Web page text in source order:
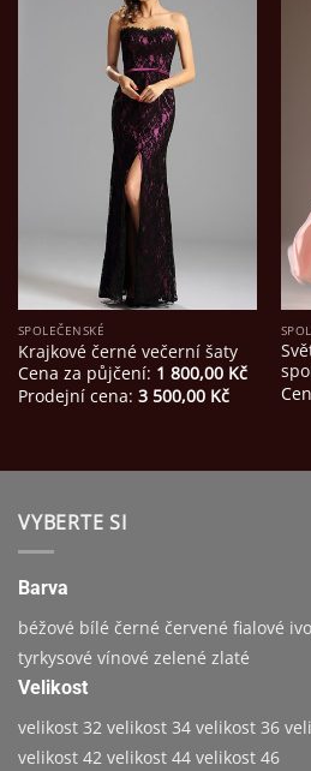
SPOLEČENSKÉ
Krajkové černé večerní šaty
Cena za půjčení: 1 800,00 Kč
Prodejní cena: 3 500,00 Kč
VYBERTE SI
Barva
béžové bílé černé červené fialové
tyrkysové vínové zelené zlaté
Velikost
velikost 32 velikost 34 velikost 36
velikost 42 velikost 44 velikost 46